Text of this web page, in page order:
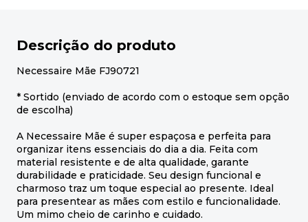
Descrição do produto
Necessaire Mãe FJ90721
* Sortido (enviado de acordo com o estoque sem opção
de escolha)
A Necessaire Mãe é super espaçosa e perfeita para
organizar itens essenciais do dia a dia. Feita com
material resistente e de alta qualidade, garante
durabilidade e praticidade. Seu design funcional e
charmoso traz um toque especial ao presente. Ideal
para presentear as mães com estilo e funcionalidade.
Um mimo cheio de carinho e cuidado.